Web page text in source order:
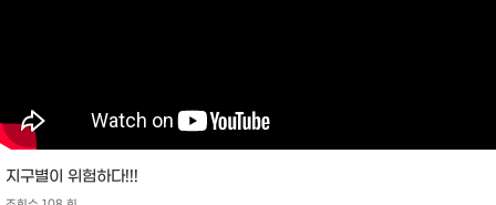
지구별이 위험하다!!!